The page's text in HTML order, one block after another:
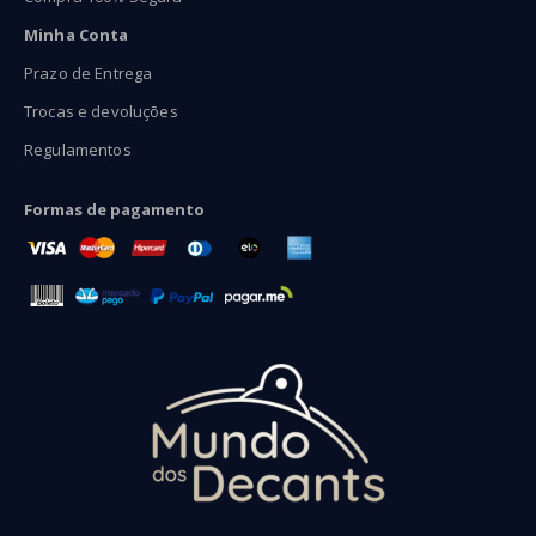
Minha Conta
Prazo de Entrega
Trocas e devoluções
Regulamentos
Formas de pagamento